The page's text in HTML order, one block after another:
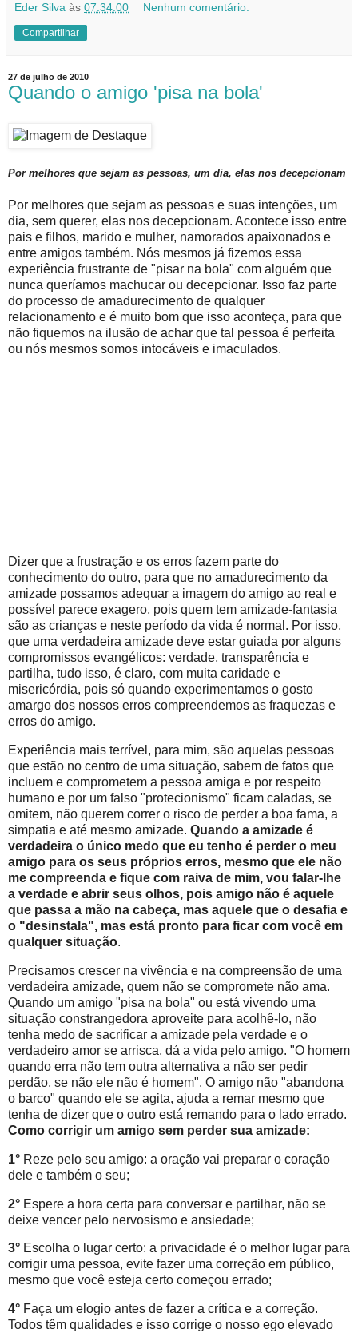
Eder Silva às 07:34:00 Nenhum comentário:
Compartilhar
27 de julho de 2010
Quando o amigo 'pisa na bola'
Por melhores que sejam as pessoas, um dia, elas nos decepcionam
Por melhores que sejam as pessoas e suas intenções, um
dia, sem querer, elas nos decepcionam. Acontece isso entre
pais e filhos, marido e mulher, namorados apaixonados e
entre amigos também. Nós mesmos já fizemos essa
experiência frustrante de "pisar na bola" com alguém que
nunca queríamos machucar ou decepcionar. Isso faz parte
do processo de amadurecimento de qualquer
relacionamento e é muito bom que isso aconteça, para que
não fiquemos na ilusão de achar que tal pessoa é perfeita
ou nós mesmos somos intocáveis e imaculados.
Dizer que a frustração e os erros fazem parte do
conhecimento do outro, para que no amadurecimento da
amizade possamos adequar a imagem do amigo ao real e
possível parece exagero, pois quem tem amizade-fantasia
são as crianças e neste período da vida é normal. Por isso,
que uma verdadeira amizade deve estar guiada por alguns
compromissos evangélicos: verdade, transparência e
partilha, tudo isso, é claro, com muita caridade e
misericórdia, pois só quando experimentamos o gosto
amargo dos nossos erros compreendemos as fraquezas e
erros do amigo.
Experiência mais terrível, para mim, são aquelas pessoas
que estão no centro de uma situação, sabem de fatos que
incluem e comprometem a pessoa amiga e por respeito
humano e por um falso "protecionismo" ficam caladas, se
omitem, não querem correr o risco de perder a boa fama, a
simpatia e até mesmo amizade. Quando a amizade é
verdadeira o único medo que eu tenho é perder o meu
amigo para os seus próprios erros, mesmo que ele não
me compreenda e fique com raiva de mim, vou falar-lhe
a verdade e abrir seus olhos, pois amigo não é aquele
que passa a mão na cabeça, mas aquele que o desafia e
o "desinstala", mas está pronto para ficar com você em
qualquer situação.
Precisamos crescer na vivência e na compreensão de uma
verdadeira amizade, quem não se compromete não ama.
Quando um amigo "pisa na bola" ou está vivendo uma
situação constrangedora aproveite para acolhê-lo, não
tenha medo de sacrificar a amizade pela verdade e o
verdadeiro amor se arrisca, dá a vida pelo amigo. "O homem
quando erra não tem outra alternativa a não ser pedir
perdão, se não ele não é homem". O amigo não "abandona
o barco" quando ele se agita, ajuda a remar mesmo que
tenha de dizer que o outro está remando para o lado errado.
Como corrigir um amigo sem perder sua amizade:
1° Reze pelo seu amigo: a oração vai preparar o coração
dele e também o seu;
2° Espere a hora certa para conversar e partilhar, não se
deixe vencer pelo nervosismo e ansiedade;
3° Escolha o lugar certo: a privacidade é o melhor lugar para
corrigir uma pessoa, evite fazer uma correção em público,
mesmo que você esteja certo começou errado;
4° Faça um elogio antes de fazer a crítica e a correção.
Todos têm qualidades e isso corrige o nosso ego elevado